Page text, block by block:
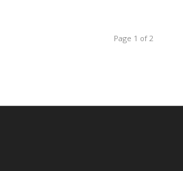
Page 1 of 2